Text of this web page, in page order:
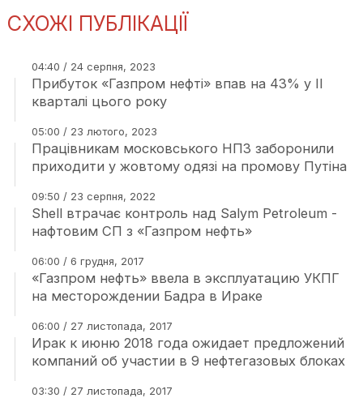
СХОЖІ ПУБЛІКАЦІЇ
04:40 / 24 серпня, 2023
Прибуток «Газпром нефті» впав на 43% у ІІ
кварталі цього року
05:00 / 23 лютого, 2023
Працівникам московського НПЗ заборонили
приходити у жовтому одязі на промову Путіна
09:50 / 23 серпня, 2022
Shell втрачає контроль над Salym Petroleum -
нафтовим СП з «Газпром нефть»
06:00 / 6 грудня, 2017
«Газпром нефть» ввела в эксплуатацию УКПГ
на месторождении Бадра в Ираке
06:00 / 27 листопада, 2017
Ирак к июню 2018 года ожидает предложений
компаний об участии в 9 нефтегазовых блоках
03:30 / 27 листопада, 2017